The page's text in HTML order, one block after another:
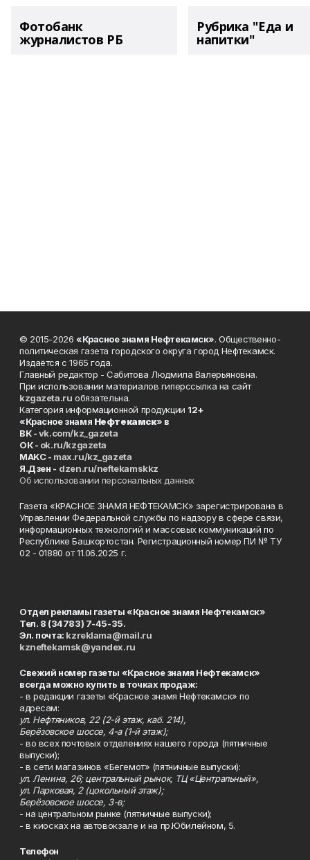
Фотобанк
журналистов РБ
Рубрика "Еда и
напитки"
© 2015-2026 «Красное знамя Нефтекамск». Общественно-
политическая газета городского округа город Нефтекамск.
Издаётся с 1965 года.
Главный редактор - Сабитова Людмила Валерьяновна.
При использовании материалов гиперссылка на сайт
kzgazeta.ru обязательна.
Категория информационной продукции 12+
«Красное знамя Нефтекамск» в
ВК -vk.com/kz_gazeta
ОК - ok.ru/kzgazeta
MAKC - max.ru/kz_gazeta
Я.Дзен - dzen.ru/neftekamskkz
Об использовании персональных данных
Газета «КРАСНОЕ ЗНАМЯ НЕФТЕКАМСК» зарегистрирована в
Управлении Федеральной службы по надзору в сфере связи,
информационных технологий и массовых коммуникаций по
Республике Башкортостан. Регистрационный номер ПИ № ТУ
02 - 01880 от 11.06.2025 г.
Отдел рекламы газеты «Красное знамя Нефтекамск»
Тел. 8 (34783) 7-45-35.
Эл. почта: kzreklama@mail.ru
kzneftekamsk@yandex.ru
Свежий номер газеты «Красное знамя Нефтекамск»
всегда можно купить в точках продаж:
- в редакции газеты «Красное знамя Нефтекамск» по
адресам:
ул. Нефтяников, 22 (2-й этаж, каб. 214),
Берёзовское шоссе, 4-а (1-й этаж);
- во всех почтовых отделениях нашего города (пятничные
выпуски);
- в сети магазинов «Бегемот» (пятничные выпуски):
ул. Ленина, 26; центральный рынок, ТЦ «Центральный»,
ул. Парковая, 2 (цокольный этаж);
Берёзовское шоссе, 3-в;
- на центральном рынке (пятничные выпуски);
- в киосках на автовокзале и на пр.Юбилейном, 5.
Телефон